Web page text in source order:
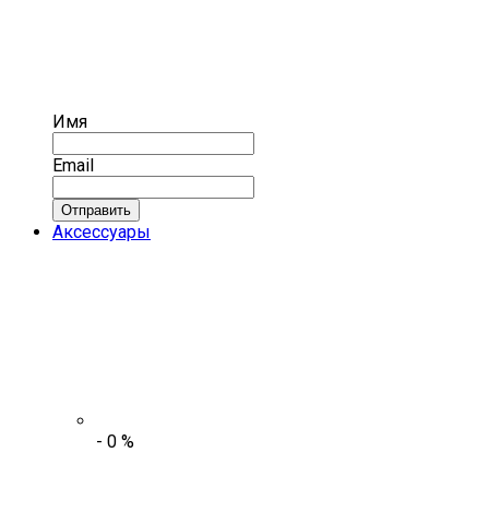
Имя
Email
Отправить
Аксессуары
- 0 %